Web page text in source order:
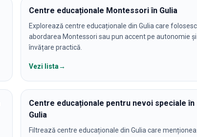
Centre educaționale Montessori în Gulia
Explorează centre educaționale din Gulia care folosesc
abordarea Montessori sau pun accent pe autonomie și
învățare practică.
Vezi lista→
Centre educaționale pentru nevoi speciale în
Gulia
Filtrează centre educaționale din Gulia care